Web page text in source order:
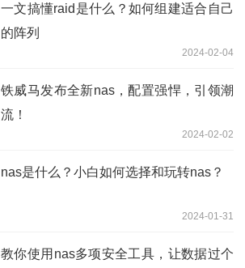
一文搞懂raid是什么？如何组建适合自己
的阵列
2024-02-04
铁威马发布全新nas，配置强悍，引领潮
流！
2024-02-02
nas是什么？小白如何选择和玩转nas？
2024-01-31
教你使用nas多项安全工具，让数据过个